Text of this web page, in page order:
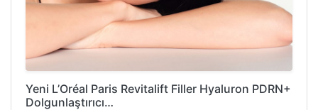
Yeni L’Oréal Paris Revitalift Filler Hyaluron PDRN+
Dolgunlaştırıcı…